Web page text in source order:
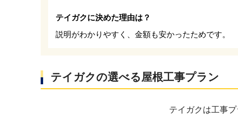
テイガクに決めた理由は？
説明がわかりやすく、金額も安かったためです。
テイガクの選べる屋根工事プラン
テイガクは工事